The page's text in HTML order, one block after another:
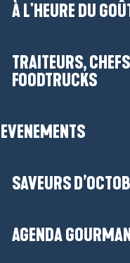
À L'HEURE DU
TRAITEURS,
FOODTRUCKS
EVENEMENTS
SAVEURS
AGENDA
ici